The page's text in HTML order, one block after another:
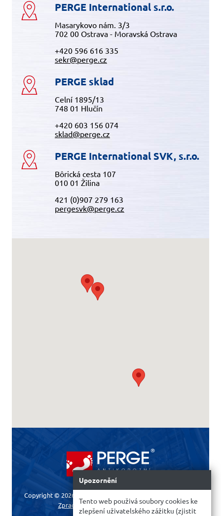
PERGE International s.r.o.
Masarykovo nám. 3/3
702 00 Ostrava - Moravská Ostrava
+420 596 616 335
sekr@perge.cz
PERGE sklad
Celní 1895/13
748 01 Hlučín
+420 603 156 074
sklad@perge.cz
PERGE International SVK, s.r.o.
Bôrická cesta 107
010 01 Žilina
421 (0)907 279 163
pergesvk@perge.cz
Copyright © 2026 PERGE International s.r.o. |
Zpracování osobních údajů|Cookies
Upozornění
Tento web použivá soubory cookies ke
zlepšení uživatelského zážitku (zjistit